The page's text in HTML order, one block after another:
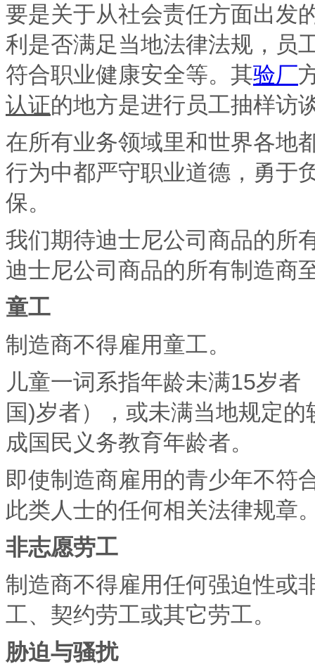
要是关于从社会责任方面出发
利是否满足当地法律法规，员
符合职业健康安全等。其验厂
认证的地方是进行员工抽样访
在所有业务领域里和世界各地
行为中都严守职业道德，勇于
保。
我们期待迪士尼公司商品的所
迪士尼公司商品的所有制造商
童工
制造商不得雇用童工。
儿童一词系指年龄未满15岁
国)岁者），或未满当地规定
成国民义务教育年龄者。
即使制造商雇用的青少年不符
此类人士的任何相关法律规章
非志愿劳工
制造商不得雇用任何强迫性或
工、契约劳工或其它劳工。
胁迫与骚扰